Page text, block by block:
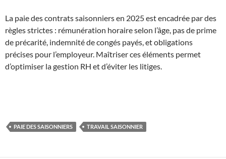
La paie des contrats saisonniers en 2025 est encadrée par des
règles strictes : rémunération horaire selon l’âge, pas de prime
de précarité, indemnité de congés payés, et obligations
précises pour l’employeur. Maîtriser ces éléments permet
d’optimiser la gestion RH et d’éviter les litiges.
PAIE DES SAISONNIERS TRAVAIL SAISONNIER